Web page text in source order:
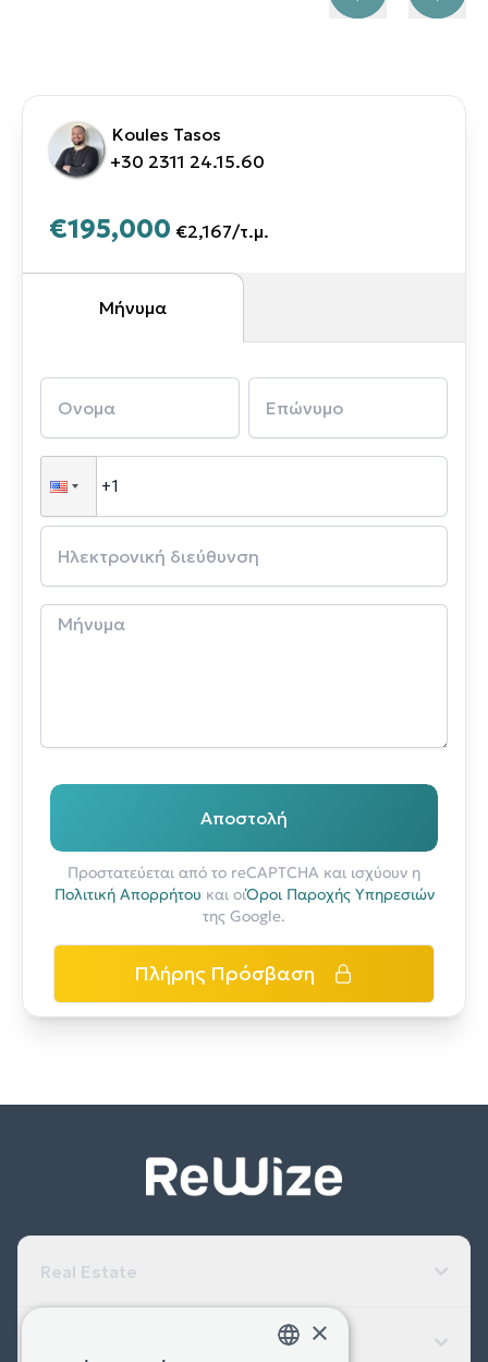
Koules Tasos
+30 2311 24.15.60
€195,000 €2,167/τ.μ.
Μήνυμα
Αποστολή
Προστατεύεται από το reCAPTCHA και ισχύουν η
Πολιτική Απορρήτου και οιΌροι Παροχής Υπηρεσιών
της Google.
Πλήρης Πρόσβαση
Real Estate
×